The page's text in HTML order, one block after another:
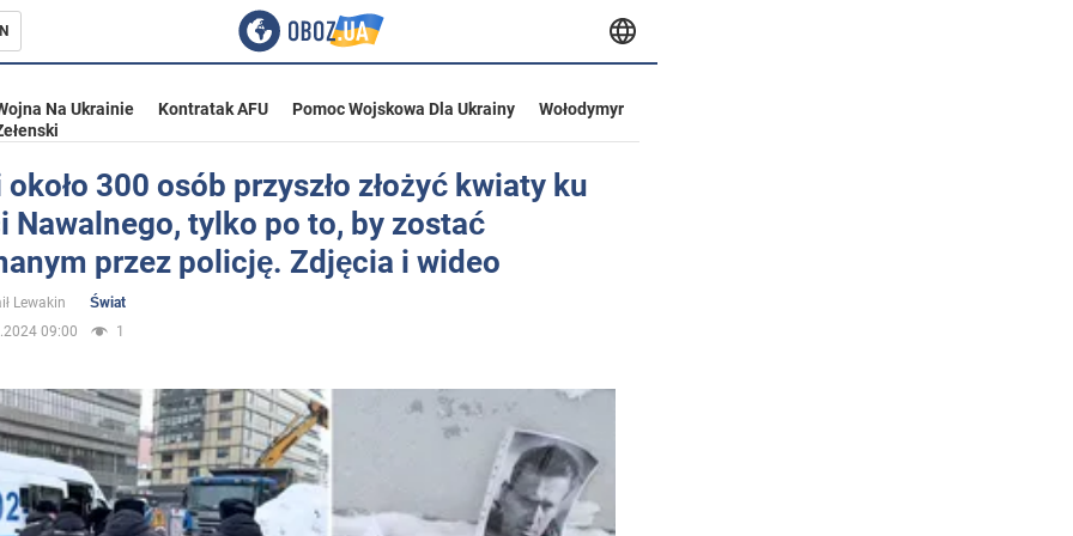
Ukrainie
Na Ukrainie Kontratak AFU Pomoc Wojskowa Dla Ukrainy
Wołodymyr
około 300 osób przyszło złożyć kwiaty ku
Nawalnego, tylko po to, by zostać
przez policję. Zdjęcia i wideo
Lewakin
Świat
09:00
1